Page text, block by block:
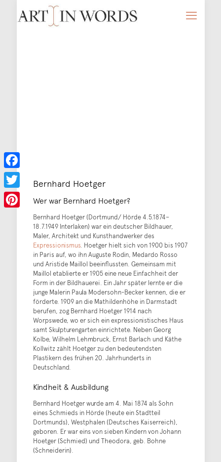
Bernhard Hoetger
Wer war Bernhard Hoetger?
Bernhard Hoetger (Dortmund/ Hörde 4.5.1874–
18.7.1949 Interlaken) war ein deutscher Bildhauer,
Maler, Architekt und Kunsthandwerker des
Expressionismus. Hoetger hielt sich von 1900 bis 1907
in Paris auf, wo ihn Auguste Rodin, Medardo Rosso
und Aristide Maillol beeinflussten. Gemeinsam mit
Maillol etablierte er 1905 eine neue Einfachheit der
Form in der Bildhauerei. Ein Jahr später lernte er die
junge Malerin Paula Modersohn-Becker kennen, die er
förderte. 1909 an die Mathildenhöhe in Darmstadt
berufen, zog Bernhard Hoetger 1914 nach
Worpswede, wo er sich ein expressionistisches Haus
samt Skulpturengarten einrichtete. Neben Georg
Kolbe, Wilhelm Lehmbruck, Ernst Barlach und Käthe
Kollwitz zählt Hoetger zu den bedeutendsten
Plastikern des frühen 20. Jahrhunderts in
Deutschland.
Kindheit & Ausbildung
Bernhard Hoetger wurde am 4. Mai 1874 als Sohn
eines Schmieds in Hörde (heute ein Stadtteil
Dortmunds), Westphalen (Deutsches Kaiserreich),
geboren. Er war eins von sieben Kindern von Johann
Hoetger (Schmied) und Theodora, geb. Bohne
(Schneiderin).
Facebook
Twitter